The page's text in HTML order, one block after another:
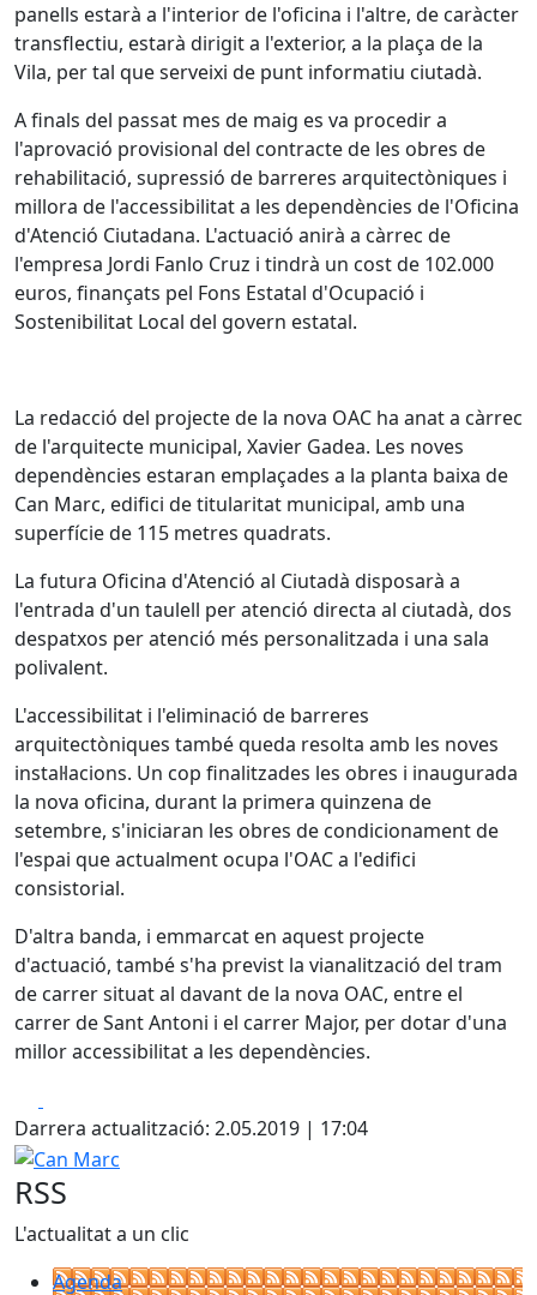
panells estarà a l'interior de l'oficina i l'altre, de caràcter
transflectiu, estarà dirigit a l'exterior, a la plaça de la
Vila, per tal que serveixi de punt informatiu ciutadà.
A finals del passat mes de maig es va procedir a
l'aprovació provisional del contracte de les obres de
rehabilitació, supressió de barreres arquitectòniques i
millora de l'accessibilitat a les dependències de l'Oficina
d'Atenció Ciutadana. L'actuació anirà a càrrec de
l'empresa Jordi Fanlo Cruz i tindrà un cost de 102.000
euros, finançats pel Fons Estatal d'Ocupació i
Sostenibilitat Local del govern estatal.
La redacció del projecte de la nova OAC ha anat a càrrec
de l'arquitecte municipal, Xavier Gadea. Les noves
dependències estaran emplaçades a la planta baixa de
Can Marc, edifici de titularitat municipal, amb una
superfície de 115 metres quadrats.
La futura Oficina d'Atenció al Ciutadà disposarà a
l'entrada d'un taulell per atenció directa al ciutadà, dos
despatxos per atenció més personalitzada i una sala
polivalent.
L'accessibilitat i l'eliminació de barreres
arquitectòniques també queda resolta amb les noves
instal·lacions. Un cop finalitzades les obres i inaugurada
la nova oficina, durant la primera quinzena de
setembre, s'iniciaran les obres de condicionament de
l'espai que actualment ocupa l'OAC a l'edifici
consistorial.
D'altra banda, i emmarcat en aquest projecte
d'actuació, també s'ha previst la vianalització del tram
de carrer situat al davant de la nova OAC, entre el
carrer de Sant Antoni i el carrer Major, per dotar d'una
millor accessibilitat a les dependències.
Darrera actualització: 2.05.2019 | 17:04
Can Marc
RSS
L'actualitat a un clic
Agenda